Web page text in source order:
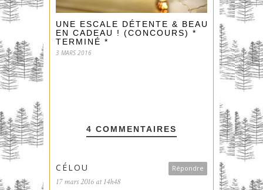
UNE ESCALE DÉTENTE & BEAUTÉ
EN CADEAU ! (CONCOURS) *
TERMINÉ *
3 MARS 2016
4 COMMENTAIRES
Répondre
CÉLOU
17 mars 2016 at 14h48